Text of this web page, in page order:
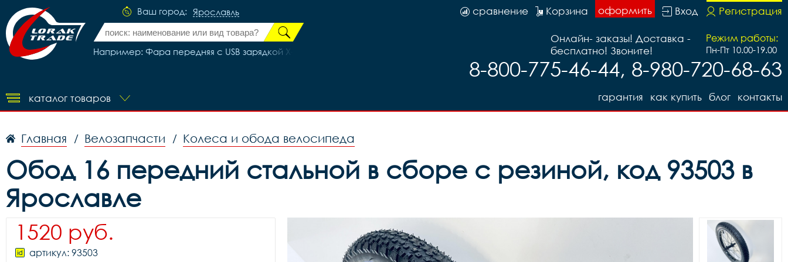
Ваш город: Ярославль
Например: Фара передняя с USB зарядкой X-241, код 41657
Регистрация
Вход
оформить
Корзина
сравнение
Режим работы:
Пн-Пт 10.00-19.00
Онлайн- заказы! Доставка -
бесплатно! Звоните!
8-800-775-46-44, 8-980-720-68-63
каталог товаров контакты
блог
как купить
гарантия
Главная / Велозапчасти / Колеса и обода велосипеда
Обод 16 передний стальной в сборе с резиной, код 93503 в
Ярославле
1520 руб.
артикул: 93503